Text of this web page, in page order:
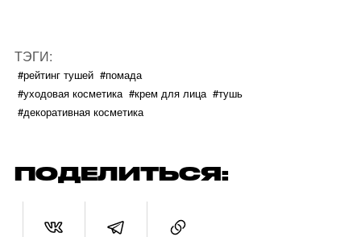
ТЭГИ:
#рейтинг тушей #помада
#уходовая косметика #крем для лица #тушь
#декоративная косметика
ПОДЕЛИТЬСЯ: